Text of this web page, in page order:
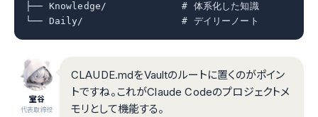
├── Knowledge/             # 体系化した知識
└── Daily/                 # デイリーノート
室谷
代表取締役
CLAUDE.mdをVaultのルートに置くのがポイン
トですね。これがClaude Codeのプロジェクトメ
モリとして機能する。